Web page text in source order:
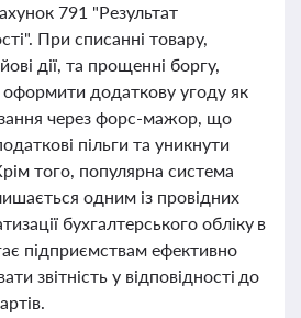
791 "Результат
При списанні товару,
дії, та прощенні боргу,
додаткову угоду як
через форс-мажор, що
пільги та уникнути
того, популярна система
одним із провідних
бухгалтерського обліку в
підприємствам ефективно
звітність у відповідності до